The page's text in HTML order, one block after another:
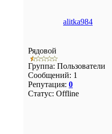
alitka984
Рядовой
Группа: Пользователи
Сообщений: 1
Репутация: 0
Статус: Offline